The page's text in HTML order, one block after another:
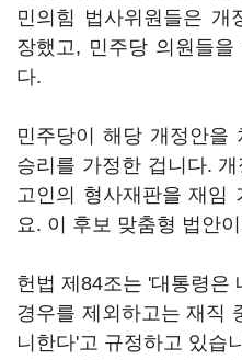
민의힘 법사위원들은 개
장했고, 민주당 의원들을
다.
민주당이 해당 개정안을
승리를 가정한 겁니다.
고인의 형사재판을 재임
요. 이 후보 맞춤형 법안
헌법 제84조는 '대통령은
경우를 제외하고는 재직
니한다'고 규정하고 있습